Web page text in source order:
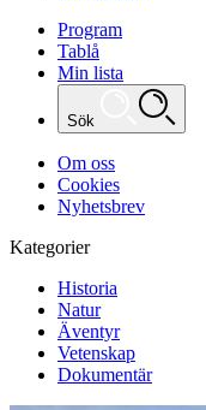
Program
Tablå
Min lista
Sök
Om oss
Cookies
Nyhetsbrev
Kategorier
Historia
Natur
Äventyr
Vetenskap
Dokumentär